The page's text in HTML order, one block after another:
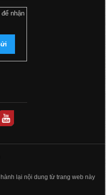
nhận
lại nội dung từ trang web này